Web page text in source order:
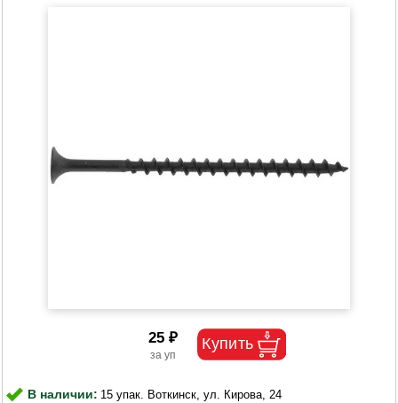
25 ₽
В наличии: 15 упак. Воткинск, ул. Кирова, 24